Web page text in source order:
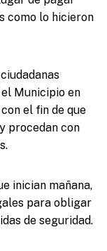
como lo hicieron
Municipio en
el fin de que
procedan con
inician mañana,
para obligar
de seguridad.